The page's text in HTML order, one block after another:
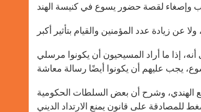
إذا ما أراد المسيحيون أن يكونوا مرسلي
الهندي، وشرح أن بعض السلطات الحكومية